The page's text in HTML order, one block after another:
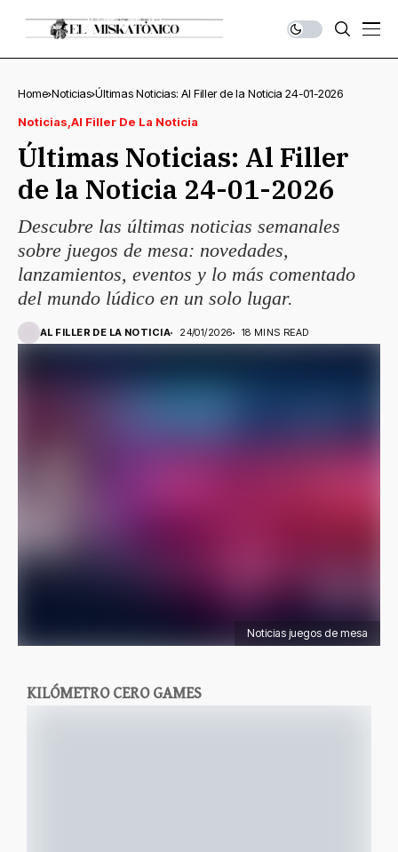
Home Noticias Últimas Noticias: Al Filler de la Noticia 24-01-2026
Noticias Al Filler De La Noticia
Últimas Noticias: Al Filler
de la Noticia 24-01-2026
Descubre las últimas noticias semanales
sobre juegos de mesa: novedades,
lanzamientos, eventos y lo más comentado
del mundo lúdico en un solo lugar.
AL FILLER DE LA NOTICIA 24/01/2026 18 MINS READ
Noticias juegos de mesa
KILÓMETRO CERO GAMES